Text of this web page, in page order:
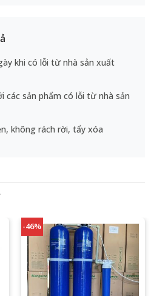
khi có lỗi từ nhà sản xuất
sản phẩm có lỗi từ nhà sản
không rách rời, tẩy xóa
-46%